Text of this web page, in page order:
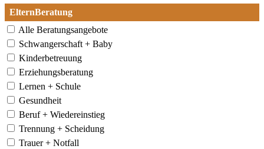
ElternBeratung
Alle Beratungsangebote
Schwangerschaft + Baby
Kinderbetreuung
Erziehungsberatung
Lernen + Schule
Gesundheit
Beruf + Wiedereinstieg
Trennung + Scheidung
Trauer + Notfall